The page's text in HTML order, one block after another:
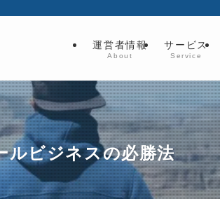
運営者情報
About
サービス
Service
ルビジネスの必勝法